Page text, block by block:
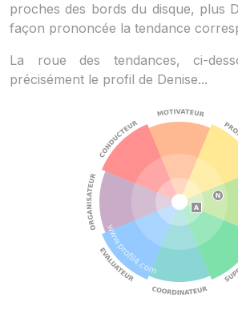
proches des bords du disque, plus
façon prononcée la tendance
La roue des tendances, ci-
précisément le profil de Denise...